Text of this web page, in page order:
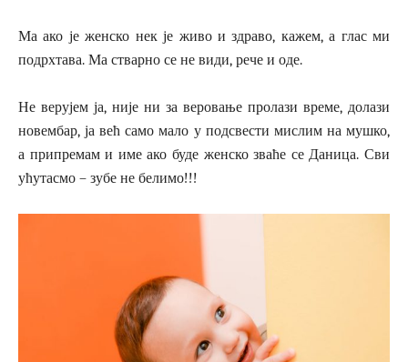
Ма ако је женско нек је живо и здраво, кажем, а глас ми
подрхтава. Ма стварно се не види, рече и оде.
Не верујем ја, није ни за веровање пролази време, долази
новембар, ја већ само мало у подсвести мислим на мушко,
а припремам и име ако буде женско зваће се Даница. Сви
ућутасмо – зубе не белимо!!!